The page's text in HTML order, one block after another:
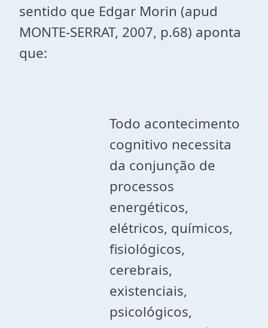
sentido que Edgar Morin (apud
MONTE-SERRAT, 2007, p.68) aponta
que:
Todo acontecimento
cognitivo necessita
da conjunção de
processos
energéticos,
elétricos, químicos,
fisiológicos,
cerebrais,
existenciais,
psicológicos,